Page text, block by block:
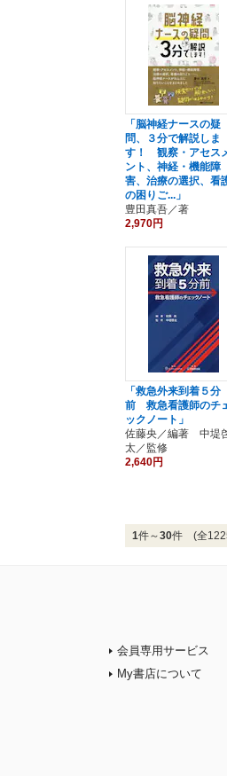
「脳神経ナースの疑
問、３分で解説しま
す！ 観察・アセス
ント、神経・機能障
害、治療の選択、看
の困りご...」
豊田真吾／著
2,970円
「救急外来到着５分
前 救急看護師のチ
ックノート」
佐藤央／編著 中堤
太／監修
2,640円
1件～30件 (全
会員専用サービス
My書店について